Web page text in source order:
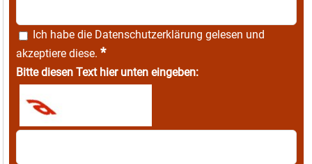
Ich habe die Datenschutzerklärung gelesen und
akzeptiere diese. *
Bitte diesen Text hier unten eingeben: